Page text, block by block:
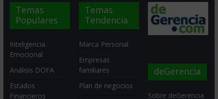
Temas
Populares
Inteligencia
Emocional
Análisis DOFA
Estados
Financieros
Temas
Tendencia
Marca Personal
Empresas
familiares
Plan de negocios
deGerencia
Sobre deGerencia